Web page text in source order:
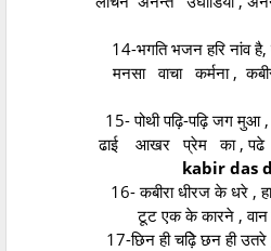
14-भगति भजन हरि नांव
मनसा वाचा कर्मना ,
15- पोथी पढ़ि-पढ़ि जग मुआ
ढाई आखर प्रेम का , पढे
kabir das
16- कबीरा धीरज के धरे ,
टूट एक के कारने ,
17-छिन ही चढ़ेि छन ही उतरे